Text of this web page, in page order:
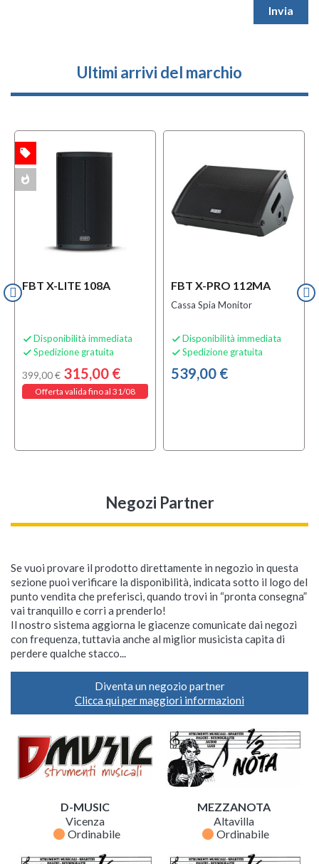
Ultimi arrivi del marchio
FBT X-LITE 108A
 Disponibilità immediata
 Spedizione gratuita
399,00 € 315,00 €
Offerta valida fino al 31/08
local_offer
whatshot
FBT X-PRO 112MA
Cassa Spia Monitor
 Disponibilità immediata
 Spedizione gratuita
539,00 €
Negozi Partner
Se vuoi provare il prodotto direttamente in negozio in questa
sezione puoi verificare la disponibilità, indicata sotto il logo del
punto vendita che preferisci, quando trovi in “pronta consegna”
vai tranquillo e corri a prenderlo!
Il nostro sistema aggiorna le giacenze comunicate dai negozi
con frequenza, tuttavia anche al miglior musicista capita di
perdere qualche stacco...
Diventa un negozio partner
Clicca qui per maggiori informazioni
D-MUSIC
Vicenza
fiber_manual_record Ordinabile
MEZZANOTA
Altavilla
fiber_manual_record Ordinabile